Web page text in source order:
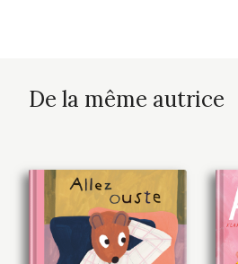
De la même autrice